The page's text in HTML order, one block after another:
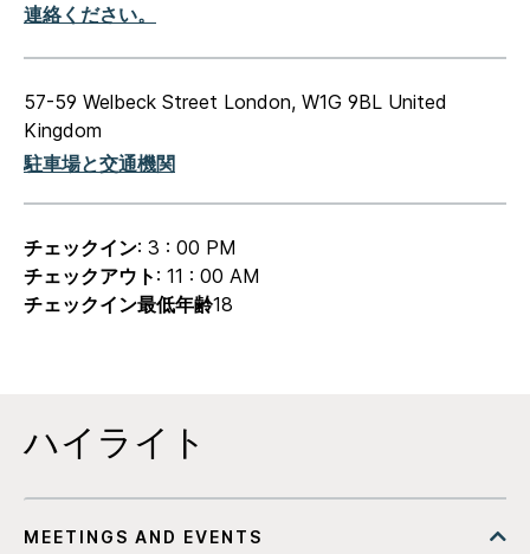
連絡ください。
57-59 Welbeck Street London, W1G 9BL United
Kingdom
駐車場と交通機関
チェックイン: 3 : 00 PM
チェックアウト : 11 : 00 AM
チェックイン最低年齢18
ハイライト